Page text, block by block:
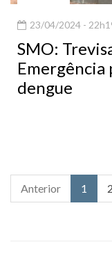
23/04/2024 -
SMO:
Emergência
dengue
Anterior 1 2